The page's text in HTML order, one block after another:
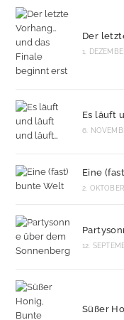
Der
1.
Es läuft
6.
Eine
2.
12.
Süßer